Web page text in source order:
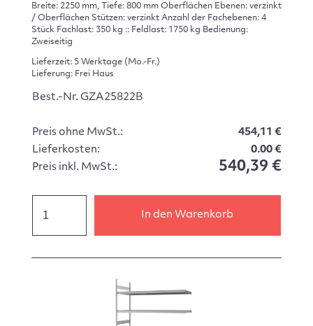
Breite: 2250 mm, Tiefe: 800 mm Oberflächen Ebenen: verzinkt
/ Oberflächen Stützen: verzinkt Anzahl der Fachebenen: 4
Stück Fachlast: 350 kg :: Feldlast: 1750 kg Bedienung:
Zweiseitig
Lieferzeit: 5 Werktage (Mo.-Fr.)
Lieferung: Frei Haus
Best.-Nr. GZA25822B
Preis ohne MwSt.:
454,11 €
Lieferkosten:
0.00 €
Preis inkl. MwSt.:
540,39 €
In den Warenkorb